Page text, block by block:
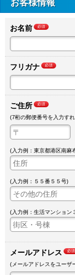
お客様情報
お名前 必須
フリガナ 必須
ご住所 必須
(7桁の郵便番号を入力す
(入力例：東京都港区南麻
(入力例：５５番５５号)
(入力例：生活マンション
メールアドレス 必須
(メールアドレスをユーザ